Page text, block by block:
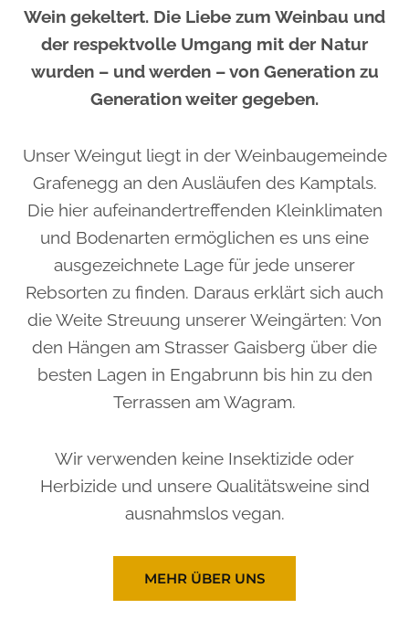
Wein gekeltert. Die Liebe zum Weinbau und
der respektvolle Umgang mit der Natur
wurden – und werden – von Generation zu
Generation weiter gegeben.
Unser Weingut liegt in der Weinbaugemeinde
Grafenegg an den Ausläufen des Kamptals.
Die hier aufeinandertreffenden Kleinklimaten
und Bodenarten ermöglichen es uns eine
ausgezeichnete Lage für jede unserer
Rebsorten zu finden. Daraus erklärt sich auch
die Weite Streuung unserer Weingärten: Von
den Hängen am Strasser Gaisberg über die
besten Lagen in Engabrunn bis hin zu den
Terrassen am Wagram.
Wir verwenden keine Insektizide oder
Herbizide und unsere Qualitätsweine sind
ausnahmslos vegan.
MEHR ÜBER UNS